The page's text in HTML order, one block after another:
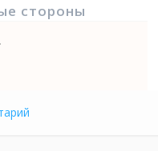
стороны